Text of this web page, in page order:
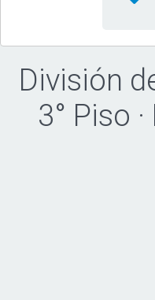
División
3° Piso